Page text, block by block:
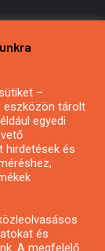
–
eszközön tárolt
egyedi
hirdetések és
és
A megfelelő